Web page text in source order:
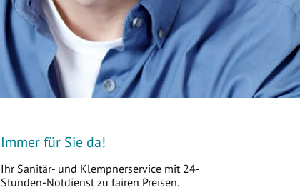
Immer für Sie da!
Ihr Sanitär- und Klempnerservice mit 24-
Stunden-Notdienst zu fairen Preisen.